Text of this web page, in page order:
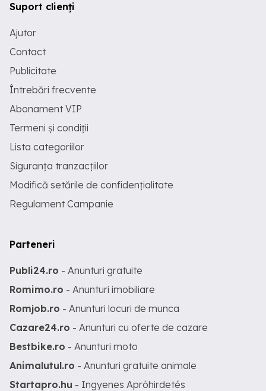
Suport clienți
Ajutor
Contact
Publicitate
Întrebări frecvente
Abonament VIP
Termeni și condiții
Lista categoriilor
Siguranța tranzacțiilor
Modifică setările de confidențialitate
Regulament Campanie
Parteneri
Publi24.ro - Anunturi gratuite
Romimo.ro - Anunturi imobiliare
Romjob.ro - Anunturi locuri de munca
Cazare24.ro - Anunturi cu oferte de cazare
Bestbike.ro - Anunturi moto
Animalutul.ro - Anunturi gratuite animale
Startapro.hu - Ingyenes Apróhirdetés